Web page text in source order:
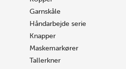
Garnskåle
Håndarbejde serie
Knapper
Maskemarkører
Tallerkner